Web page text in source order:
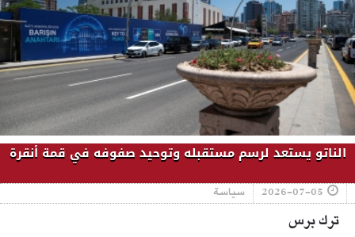
الناتو يستعد لرسم مستقبله وتوحيد صفوفه في قمة أنقرة
2026-07-05 سياسة
ترك برس